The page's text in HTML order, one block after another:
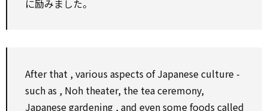
に励みました。
After that ,various aspects of Japanese culture -
such as , Noh theater, the tea ceremony,
Japanesegardening , and evensome foods called